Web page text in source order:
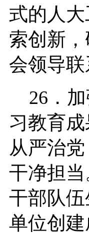
式的人
索创新
会领导
26．加
习教育
从严治
干净担
干部队
单位创